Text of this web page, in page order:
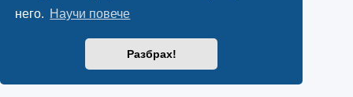
него. Научи повече
Разбрах!